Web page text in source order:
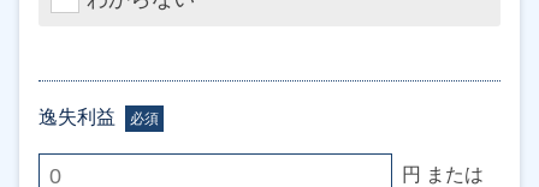
逸失利益 必須
円 または